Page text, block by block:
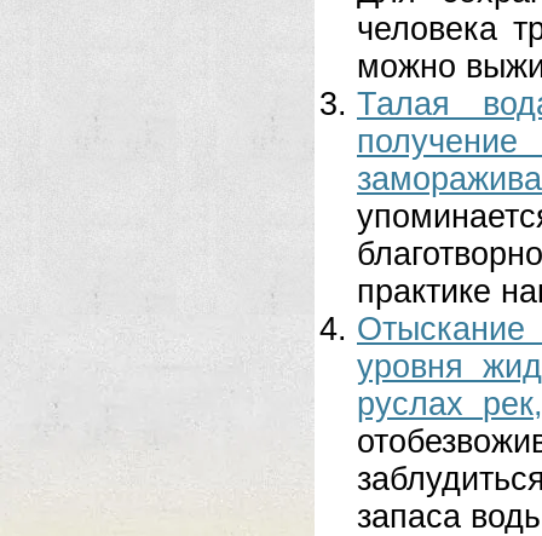
человека
можно
Талая
практике
уровня
руслах
запаса